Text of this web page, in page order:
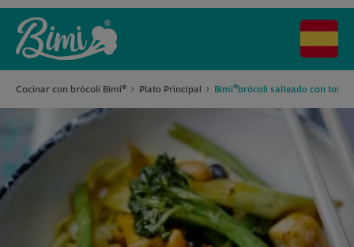
Cocinar con brócoli Bimi® Plato Principal Bimi®brócoli salteado con tofú